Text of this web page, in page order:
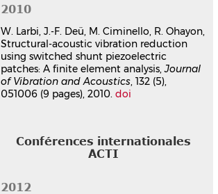
City, Maryland, USA, Unknown Region.
⟨10.1115/SMASIS2008-320⟩
Communication dans un congrès
hal-03179342v1
2010
W. Larbi, J.-F. Deü, M. Ciminello, R. Ohayon,
Structural-acoustic vibration reduction
using switched shunt piezoelectric
patches: A finite element analysis,Journal
of Vibration and Acoustics, 132 (5),
051006 (9 pages), 2010.doi
Conférences internationales
ACTI
2012